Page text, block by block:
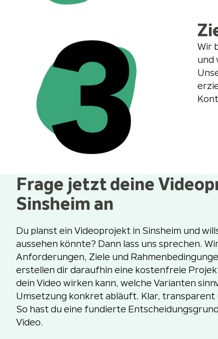
Wir
und
Frage jetzt deine
Sinsheim an
Du planst ein Videoprojekt in Sinsheim und
aussehen könnte? Dann lass uns sprechen.
Anforderungen, Ziele und
erstellen dir daraufhin eine kostenfreie
dein Video wirken kann, welche Varianten
Umsetzung konkret abläuft. Klar, transparent
So hast du eine fundierte
Video.